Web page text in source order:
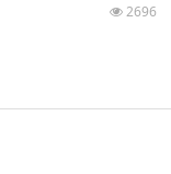
2696